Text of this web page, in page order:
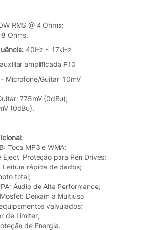
RMS @ 4 Ohms;
Ohms.
40Hz ~ 17kHz
amplificada P10
- Microfone/Guitar: 10mV
775mV (0dBu);
(0dBu).
Toca MP3 e WMA;
Eject: Proteção para Pen Drives;
Leitura rápida de dados;
total;
Áudio de Alta Performance;
Deixam a Multiuso
valvulados;
de Limiter;
de Energia.